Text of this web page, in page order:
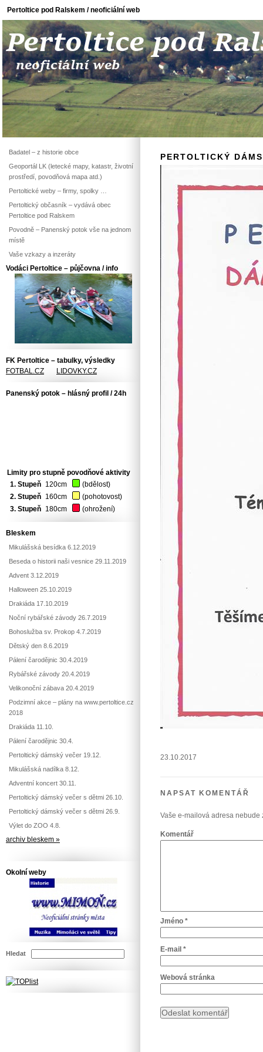
Pertoltice pod Ralskem / neoficiální web
PERTOLTICKÝ
23.10.2017
NAPSAT KOMENTÁŘ
Vaše e-mailová adresa nebude
Komentář
Jméno *
E-mail *
Webová stránka
Badatel – z historie obce
Geoportál LK (letecké mapy, katastr, životní
prostředí, povodňová mapa atd.)
Pertoltické weby – firmy, spolky …
Pertoltický občasník – vydává obec
Pertoltice pod Ralskem
Povodně – Panenský potok vše na jednom
místě
Vaše vzkazy a inzeráty
Vodáci Pertoltice – půjčovna / info
FK Pertoltice – tabulky, výsledky
FOTBAL.CZ
LIDOVKY.CZ
Panenský potok – hlásný profil / 24h
Limity pro stupně povodňové aktivity
1. Stupeň 120cm
(bdělost)
2. Stupeň 160cm
(pohotovost)
3. Stupeň 180cm (ohrožení)
Bleskem
Mikulášská besídka 6.12.2019
Beseda o historii naši vesnice 29.11.2019
Advent 3.12.2019
Halloween 25.10.2019
Drakiáda 17.10.2019
Noční rybářské závody 26.7.2019
Bohoslužba sv. Prokop 4.7.2019
Dětský den 8.6.2019
Pálení čarodějnic 30.4.2019
Rybářské závody 20.4.2019
Velikonoční zábava 20.4.2019
Podzimní akce – plány na www.pertoltice.cz
2018
Drakiáda 11.10.
Pálení čarodějnic 30.4.
Pertoltický dámský večer 19.12.
Mikulášská nadílka 8.12.
Adventní koncert 30.11.
Pertoltický dámský večer s dětmi 26.10.
Pertoltický dámský večer s dětmi 26.9.
Výlet do ZOO 4.8.
archiv bleskem »
Okolní weby
Hledat